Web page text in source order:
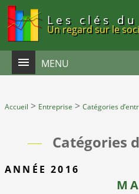
Les clés
Un regard sur le
MENU
Accueil > Entreprise > Catégories
Catégories
ANNÉE 2016
Panneau de gestion des cookies